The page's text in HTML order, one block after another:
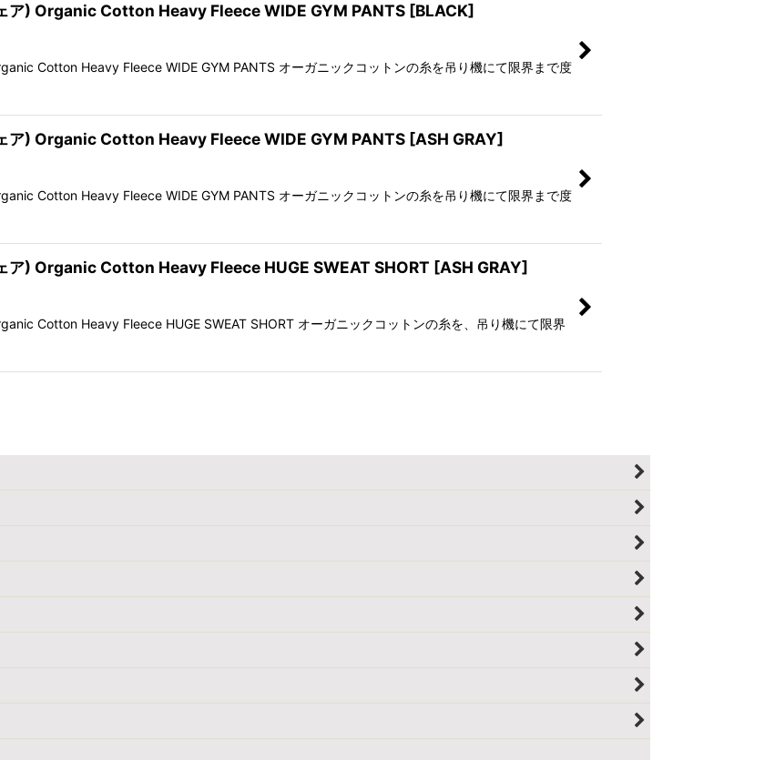
ア) Organic Cotton Heavy Fleece WIDE GYM PANTS [BLACK]
Cotton Heavy Fleece WIDE GYM PANTS オーガニックコットンの糸を吊り機にて限界まで度
ア) Organic Cotton Heavy Fleece WIDE GYM PANTS [ASH GRAY]
Cotton Heavy Fleece WIDE GYM PANTS オーガニックコットンの糸を吊り機にて限界まで度
ア) Organic Cotton Heavy Fleece HUGE SWEAT SHORT [ASH GRAY]
Cotton Heavy Fleece HUGE SWEAT SHORT オーガニックコットンの糸を、吊り機にて限界